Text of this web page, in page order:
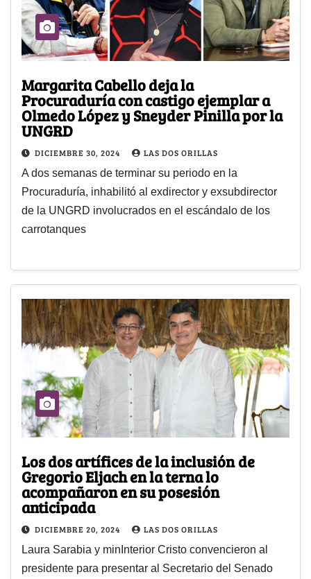
Margarita Cabello deja la
Procuraduría con castigo ejemplar a
Olmedo López y Sneyder Pinilla por la
UNGRD
DICIEMBRE 30, 2024 LAS DOS ORILLAS
A dos semanas de terminar su periodo en la
Procuraduría, inhabilitó al exdirector y exsubdirector
de la UNGRD involucrados en el escándalo de los
carrotanques
Los dos artífices de la inclusión de
Gregorio Eljach en la terna lo
acompañaron en su posesión
anticipada
DICIEMBRE 20, 2024 LAS DOS ORILLAS
Laura Sarabia y minInterior Cristo convencieron al
presidente para presentar al Secretario del Senado